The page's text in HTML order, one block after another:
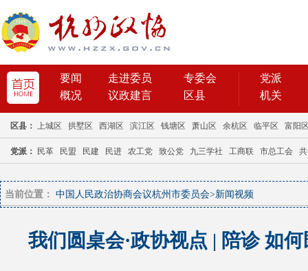
当前位置： 中国人民政治协商会议杭州市委员会>新闻视频
我们圆桌会·政协视点 | 陪诊 如